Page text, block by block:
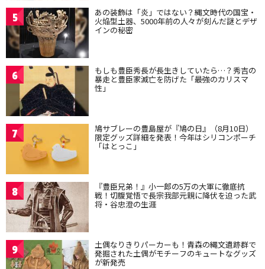
5 あの装飾は「炎」ではない？縄文時代の国宝・
火焔型土器、5000年前の人々が刻んだ謎とデザ
インの秘密
6 もしも豊臣秀長が長生きしていたら…？秀吉の
暴走と豊臣家滅亡を防げた「最強のカリスマ
性」
7 鳩サブレーの豊島屋が『鳩の日』（8月10日）
限定グッズ詳細を発表！今年はシリコンポーチ
「はとっこ」
8 『豊臣兄弟！』小一郎の5万の大軍に徹底抗
戦！切腹覚悟で長宗我部元親に降伏を迫った武
将・谷忠澄の生涯
9 土偶なりきりパーカーも！青森の縄文遺跡群で
発掘された土偶がモチーフのキュートなグッズ
が新発売